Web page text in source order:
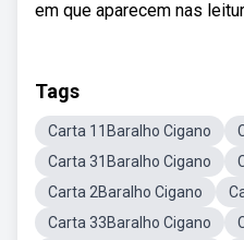
em que aparecem nas
Tags
Carta 11Baralho Cigano
Carta 31Baralho Cigano
Carta 2Baralho Cigano
Carta 33Baralho Cigano